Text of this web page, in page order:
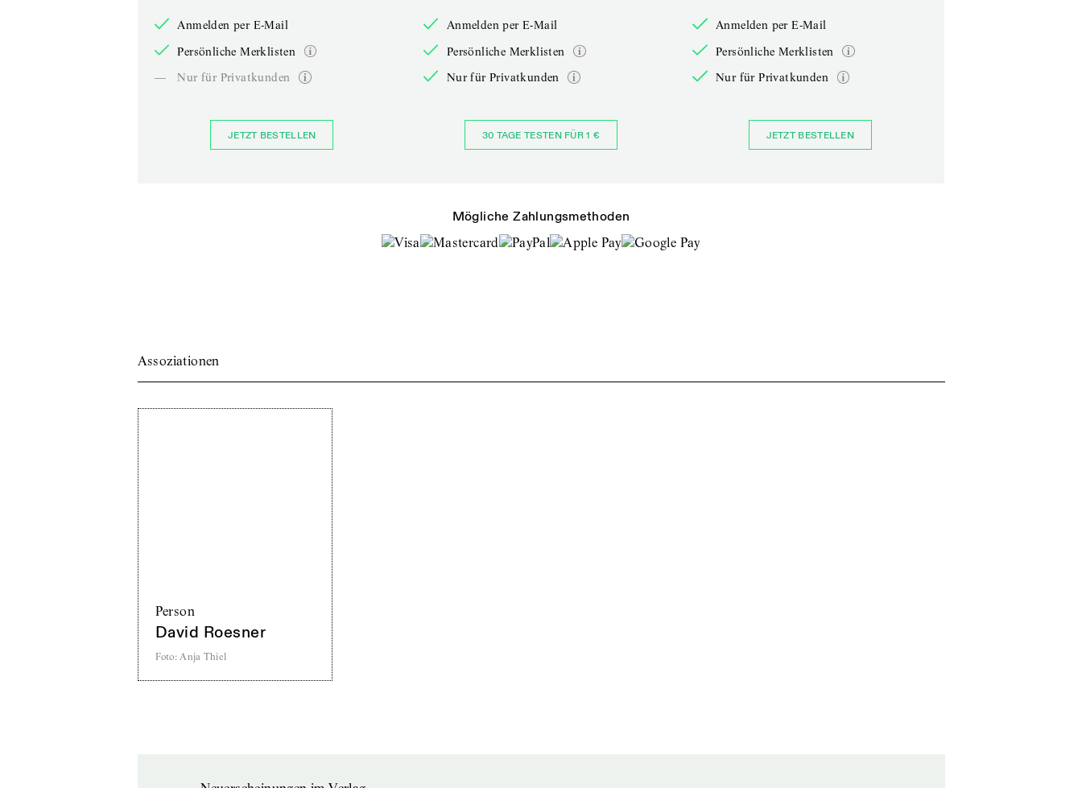
Anmelden per E-Mail
Persönliche Merklisten
—
Nur für Privatkunden
JETZT BESTELLEN
Anmelden per E-Mail
Persönliche Merklisten
Nur für Privatkunden
30 TAGE TESTEN FÜR 1 €
Anmelden per E-Mail
Persönliche Merklisten
Nur für Privatkunden
JETZT BESTELLEN
Mögliche Zahlungsmethoden
Assoziationen
Person
David Roesner
Foto: Anja Thiel